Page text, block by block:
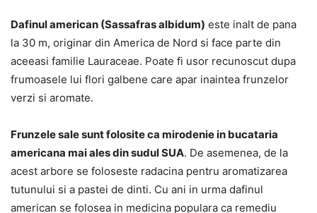
Dafinul american (Sassafras albidum) este inalt de pana
la 30 m, originar din America de Nord si face parte din
aceeasi familie Lauraceae. Poate fi usor recunoscut dupa
frumoasele lui flori galbene care apar inaintea frunzelor
verzi si aromate.
Frunzele sale sunt folosite ca mirodenie in bucataria
americana mai ales din sudul SUA. De asemenea, de la
acest arbore se foloseste radacina pentru aromatizarea
tutunului si a pastei de dinti. Cu ani in urma dafinul
american se folosea in medicina populara ca remediu